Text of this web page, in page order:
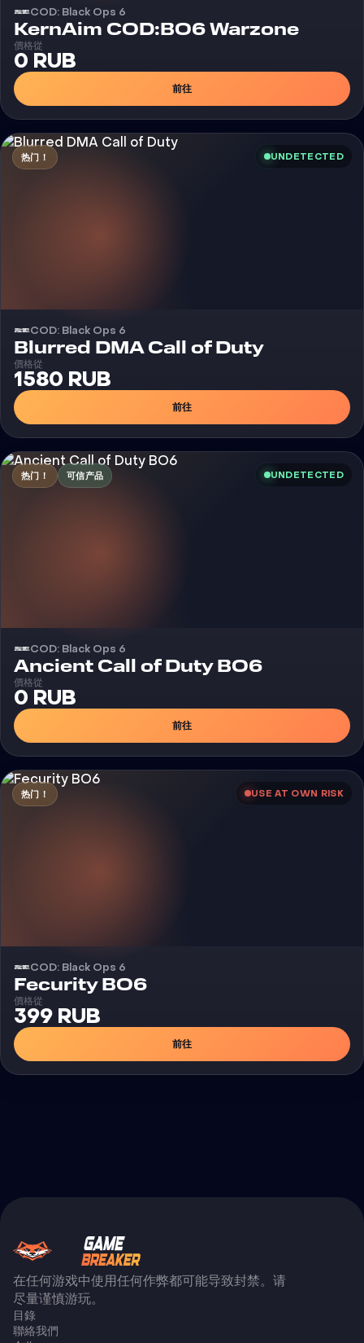
COD: Black Ops 6
KernAim COD:BO6 Warzone外挂
價格從
0 RUB
前往
热门！ UNDETECTED
COD: Black Ops 6
Blurred DMA Call of Duty外挂
價格從
1580 RUB
前往
热门！ 可信产品 UNDETECTED
COD: Black Ops 6
Ancient Call of Duty BO6外挂
價格從
0 RUB
前往
热门！ USE AT OWN RISK
COD: Black Ops 6
Fecurity BO6外挂
價格從
399 RUB
前往
在任何游戏中使用任何作弊都可能导致封禁。请
尽量谨慎游玩。
目錄
聯絡我們